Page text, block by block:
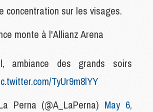
concentration sur les visages.
monte à l'Allianz Arena
ambiance des grands soirs
TyUr9m8lYY
Perna (@A_LaPerna) May 6,